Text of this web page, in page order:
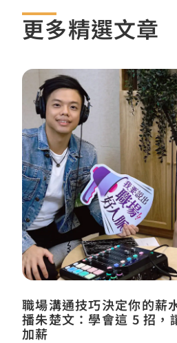
更多精選文章
職場溝通技巧決定你的薪
播朱楚文：學會這 5 招，
加薪